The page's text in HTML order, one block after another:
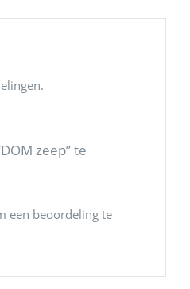
zeep” te
een beoordeling te